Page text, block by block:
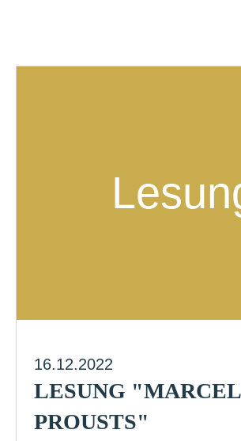
16.12.2022
LESUNG "MARCEL
PROUSTS"